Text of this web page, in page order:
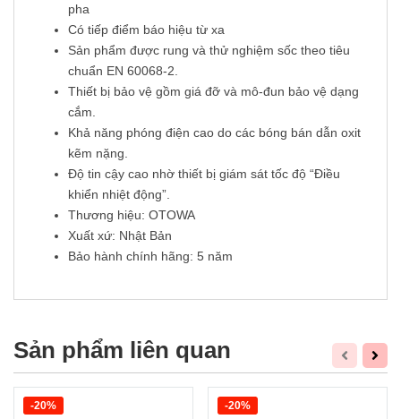
pha
Có tiếp điểm báo hiệu từ xa
Sản phẩm được rung và thử nghiệm sốc theo tiêu
chuẩn EN 60068-2.
Thiết bị bảo vệ gồm giá đỡ và mô-đun bảo vệ dạng
cắm.
Khả năng phóng điện cao do các bóng bán dẫn oxit
kẽm nặng.
Độ tin cậy cao nhờ thiết bị giám sát tốc độ “Điều
khiển nhiệt động”.
Thương hiệu: OTOWA
Xuất xứ: Nhật Bản
Bảo hành chính hãng: 5 năm
Sản phẩm liên quan
-20% -20%